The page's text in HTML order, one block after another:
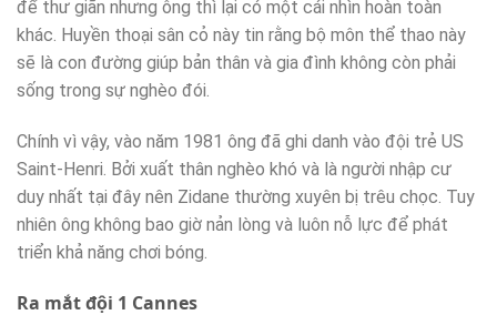
để thư giãn nhưng ông thì lại có một cái nhìn hoàn toàn
khác. Huyền thoại sân cỏ này tin rằng bộ môn thể thao này
sẽ là con đường giúp bản thân và gia đình không còn phải
sống trong sự nghèo đói.
Chính vì vậy, vào năm 1981 ông đã ghi danh vào đội trẻ US
Saint-Henri. Bởi xuất thân nghèo khó và là người nhập cư
duy nhất tại đây nên Zidane thường xuyên bị trêu chọc. Tuy
nhiên ông không bao giờ nản lòng và luôn nỗ lực để phát
triển khả năng chơi bóng.
Ra mắt đội 1 Cannes